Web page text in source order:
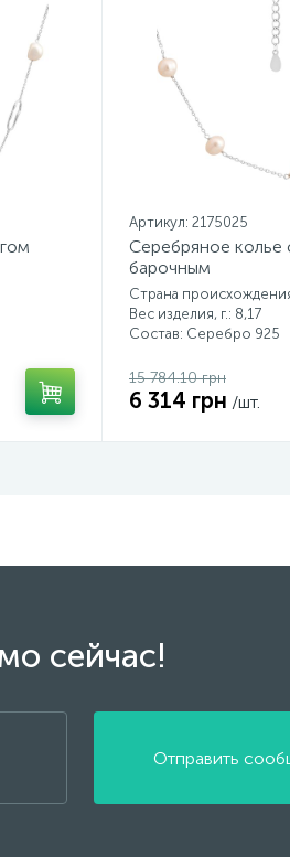
Артикул: 2175025
Серебряное колье
барочным
Страна
Вес изделия, г.: 8,17
Состав: Серебро 925
15 784.10 грн
6 314 грн /шт.
сейчас!
Отправить